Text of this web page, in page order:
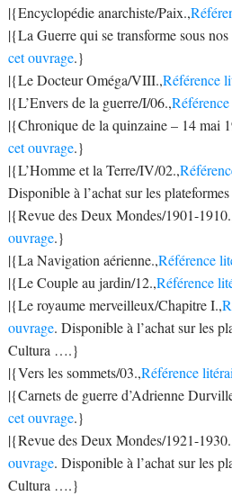
|{Encyclopédie anarchiste/Paix.,
|{La Guerre qui se transforme sous nos
cet ouvrage.}
|{Le Docteur Oméga/VIII.,Référence
|{L’Envers de la guerre/I/06.,
|{Chronique de la quinzaine – 14 mai
cet ouvrage.}
|{L’Homme et la Terre/IV/02.,
Disponible à l’achat sur les
|{Revue des Deux Mondes/1901-
ouvrage.}
|{La Navigation aérienne.,Référence
|{Le Couple au jardin/12.,Référence
|{Le royaume merveilleux/Chapitre I.,
ouvrage. Disponible à l’achat sur les
Cultura ….}
|{Vers les sommets/03.,Référence
|{Carnets de guerre d’Adrienne
cet ouvrage.}
|{Revue des Deux Mondes/1921-
ouvrage. Disponible à l’achat sur les
Cultura ….}